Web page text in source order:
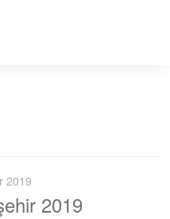
2019
2019